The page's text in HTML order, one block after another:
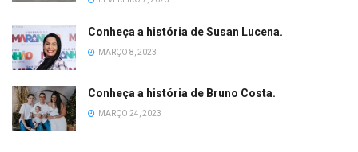
Conheça a história de Susan Lucena.
MARÇO 8, 2023
Conheça a história de Bruno Costa.
MARÇO 24, 2023